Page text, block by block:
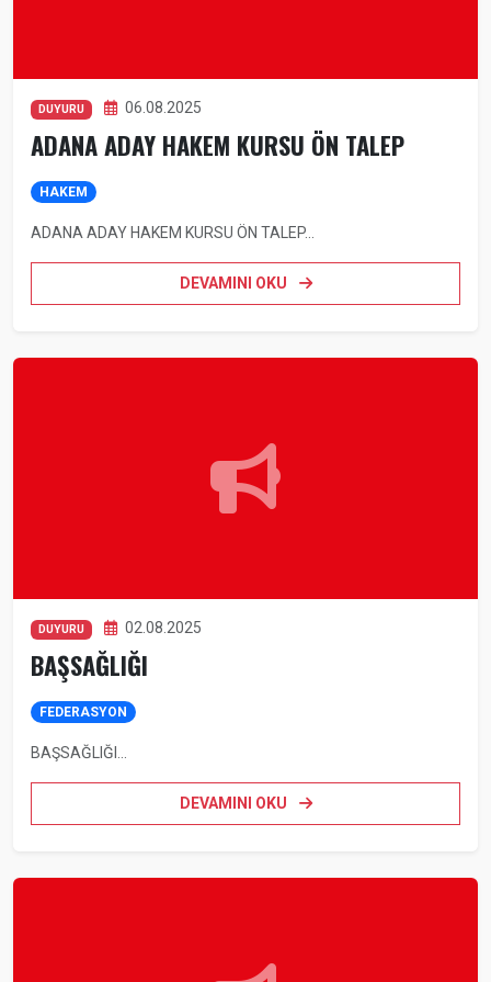
DUYURU 06.08.2025
ADANA ADAY HAKEM KURSU ÖN TALEP
HAKEM
ADANA ADAY HAKEM KURSU ÖN TALEP...
DEVAMINI OKU
DUYURU 02.08.2025
BAŞSAĞLIĞI
FEDERASYON
BAŞSAĞLIĞI...
DEVAMINI OKU